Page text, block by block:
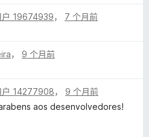
19674939， 7 个月前
， 9 个月前
14277908， 9 个月前
aos desenvolvedores!